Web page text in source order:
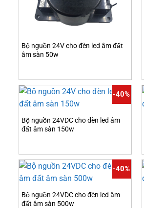
Bộ nguồn 24V cho đèn led âm đất
âm sàn 50w
-40%
Bộ nguồn 24VDC cho đèn led âm
đất âm sàn 150w
-40%
Bộ nguồn 24VDC cho đèn led âm
đất âm sàn 500w